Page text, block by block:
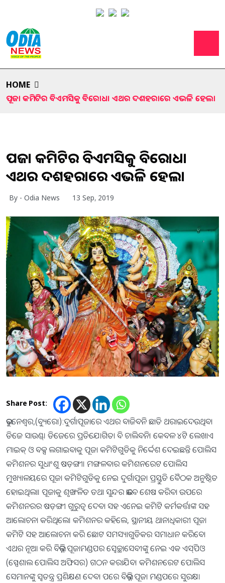
HOME
ପୂଜା କମିଟିର ବିଏମସିକୁ ବିରୋଧ। ଏଥର ଦଶହରାରେ ଏଭଳି ହେଲା
ପୂଜା କମିଟିର ବିଏମସିକୁ ବିରୋଧ।
ଏଥର ଦଶହରାରେ ଏଭଳି ହେଲା
By - Odia News 13 Sep, 2019
Share Post:
ଭୁବନେଶ୍ୱର,(ବ୍ୟୁରୋ):ଦୁର୍ଗାପୂଜାରେ ଏଥର ବାଜିବନି ଛାତି ଥରାଇଦେଉଥିବା
ଡିଜେ ସାଉଣ୍ଡ୍‌। ଡିଜେରେ ପ୍ରତିଯୋଗିତା ବି ଚାଲିବନି। କେବଳ ୪ଟି ଲେଖାଏ
ମାଇକ୍‌ ଓ ବକ୍ସ ଲଗାଇବାକୁ ପୂଜା କମିଟିଗୁଡିକୁ ନିର୍ଦ୍ଦେଶ ଦେଇଛନ୍ତି ପୋଲିସ
କମିଶନର ସୁଧାଂଶୁ ଷଡ଼ଙ୍ଗୀ। ମଙ୍ଗଳବାର କମିଶନରେଟ ପୋଲିସ
ମୁଖ୍ୟାଳୟରେ ପୂଜା କମିଟିଗୁଡିକୁ ନେଇ ଦୁର୍ଗାପୂଜା ପ୍ରସ୍ତୁତି ବୈଠକ ଅନୁଷ୍ଠିତ
ହୋଇଥିଲା। ପୂଜାକୁ ଶୃଙ୍ଖଳିତ ତଥା ସୁନ୍ଦର ଭାବେ ଶେଷ କରିବା ଉପରେ
କମିଶନରର ଷଡ଼ଙ୍ଗୀ ଗୁରୁତ୍ୱ ଦେବା ସହ ଏନେଇ କମିଟି କର୍ମକର୍ତ୍ତାଙ୍କ ସହ
ଆଲୋଚନା କରିଥିଲେ। କମିଶନର କହିଲେ, ସ୍ଥାନୀୟ ଥାନାଧିକାରୀ ପୂଜା
କମିଟି ସହ ଆଲୋଚନା କରି ଛୋଟ ସମସ୍ୟାଗୁଡିକର ସମାଧାନ କରିବେ।
ଏଥର ନୂଆ କରି ବିଭିନ୍ନ ପୂଜାମଣ୍ଡପର ସ୍ବେଚ୍ଛାସେବୀଙ୍କୁ ନେଇ ଏକ ଏସ୍‌ପିଓ
(ସ୍ପେଶାଲ ପୋଲିସ ଅଫିସର) ଗଠନ କରାଯିବ। କମିଶନରେଟ ପୋଲିସ
ସେମାନଙ୍କୁ ସ୍ବତନ୍ତ୍ର ପ୍ରଶିକ୍ଷଣ ଦେବା ପରେ ବିଭିନ୍ନ ପୂଜା ମଣ୍ଡପରେ ସୁରକ୍ଷା